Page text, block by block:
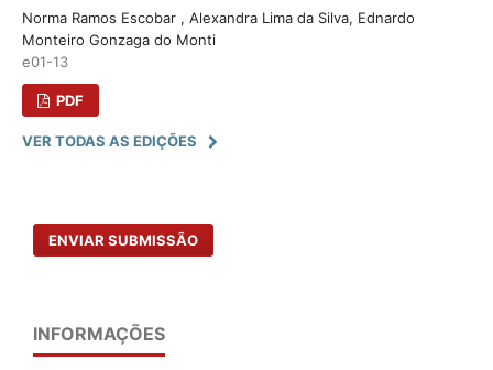
Norma Ramos Escobar , Alexandra Lima da Silva, Ednardo
Monteiro Gonzaga do Monti
e01-13
PDF
VER TODAS AS EDIÇÕES
ENVIAR SUBMISSÃO
INFORMAÇÕES